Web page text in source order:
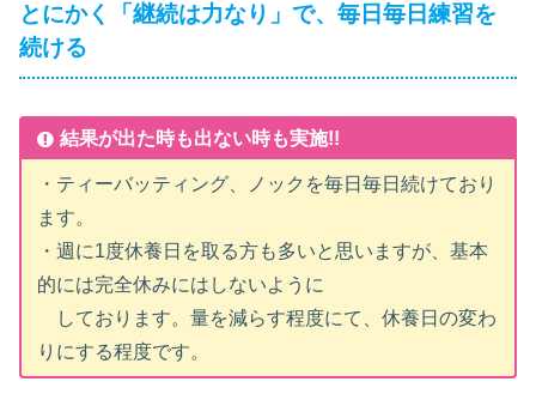
とにかく「継続は力なり」で、毎日毎日練習を
続ける
結果が出た時も出ない時も実施!!
・ティーバッティング、ノックを毎日毎日続けており
ます。
・週に1度休養日を取る方も多いと思いますが、基本
的には完全休みにはしないように
しております。量を減らす程度にて、休養日の変わ
りにする程度です。